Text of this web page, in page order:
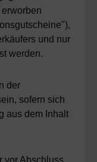
und nur
werden.
der
sofern sich
aus dem Inhalt
vor Abschluss